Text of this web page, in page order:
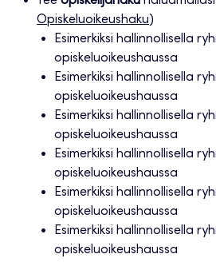
Opiskeluoikeushaku)
Esimerkiksi hallinnollisella
opiskeluoikeushaussa
Esimerkiksi hallinnollisella
opiskeluoikeushaussa
Esimerkiksi hallinnollisella
opiskeluoikeushaussa
Esimerkiksi hallinnollisella
opiskeluoikeushaussa
Esimerkiksi hallinnollisella
opiskeluoikeushaussa
Esimerkiksi hallinnollisella
opiskeluoikeushaussa